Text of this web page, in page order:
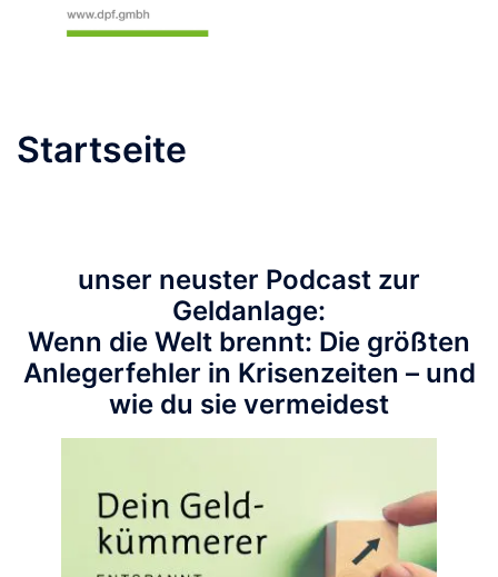
Startseite
unser neuster Podcast zur
Geldanlage:
Wenn die Welt brennt: Die größten
Anlegerfehler in Krisenzeiten – und
wie du sie vermeidest